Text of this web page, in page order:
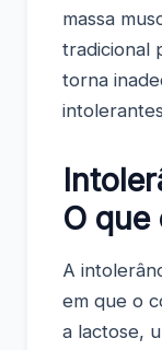
massa
tradicional
torna
O que
A
em que o
a lactose,